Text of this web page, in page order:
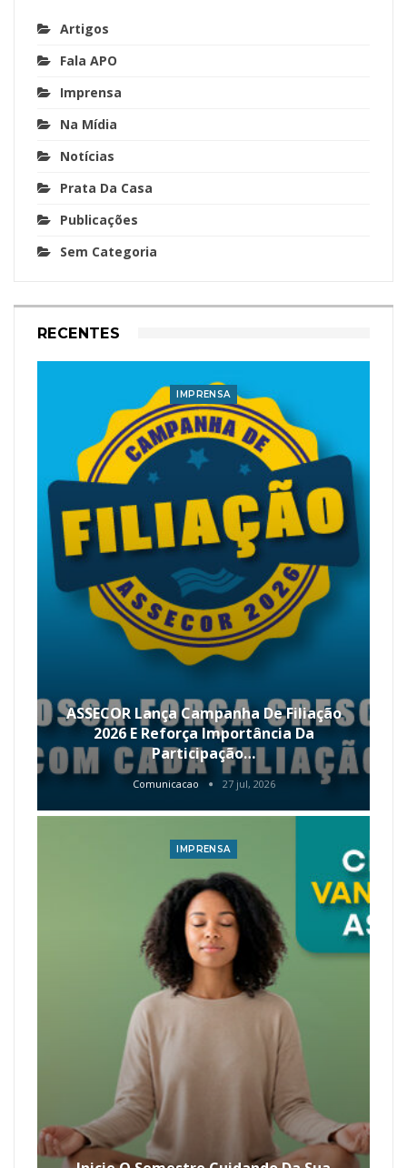
Artigos
Fala APO
Imprensa
Na Mídia
Notícias
Prata Da Casa
Publicações
Sem Categoria
RECENTES
IMPRENSA
É Hoje! Participe Da Palestra Da
ASSECOR Sobre Geração De Renda E
Escolhas…
Comunicacao 14 jul, 2026
IMPRENSA